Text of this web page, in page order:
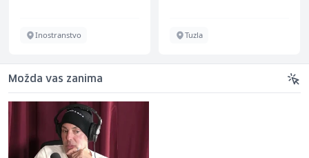
Inostranstvo Tuzla
Možda vas zanima